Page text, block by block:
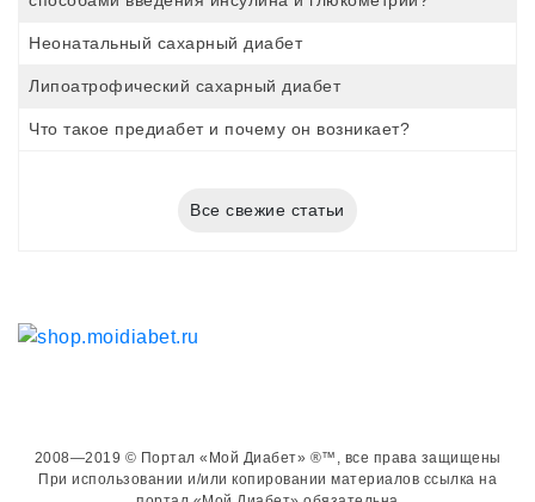
Неонатальный сахарный диабет
Липоатрофический сахарный диабет
Что такое предиабет и почему он возникает?
Все свежие статьи
2008—2019 © Портал «Мой Диабет» ®™, все права защищены
При использовании и/или копировании материалов ссылка на